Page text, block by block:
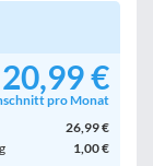
20,99 €
pro Monat
26,99 €
1,00 €